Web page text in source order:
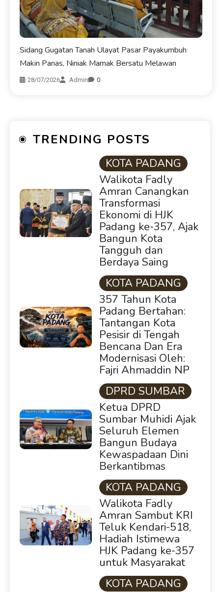
Sidang Gugatan Tanah Ulayat Pasar Payakumbuh
Makin Panas, Niniak Mamak Bersatu Melawan
28/07/2026 Admin 0
TRENDING POSTS
KOTA PADANG
Walikota Fadly
Amran Canangkan
Transformasi
Ekonomi di HJK
Padang ke-357, Ajak
Bangun Kota
Tangguh dan
Berdaya Saing
KOTA PADANG
357 Tahun Kota
Padang Bertahan:
Tantangan Kota
Pesisir di Tengah
Bencana Dan Era
Modernisasi Oleh:
Fajri Ahmaddin NP
DPRD SUMBAR
Ketua DPRD
Sumbar Muhidi Ajak
Seluruh Elemen
Bangun Budaya
Kewaspadaan Dini
Berkantibmas
KOTA PADANG
Walikota Fadly
Amran Sambut KRI
Teluk Kendari-518,
Hadiah Istimewa
HJK Padang ke-357
untuk Masyarakat
KOTA PADANG